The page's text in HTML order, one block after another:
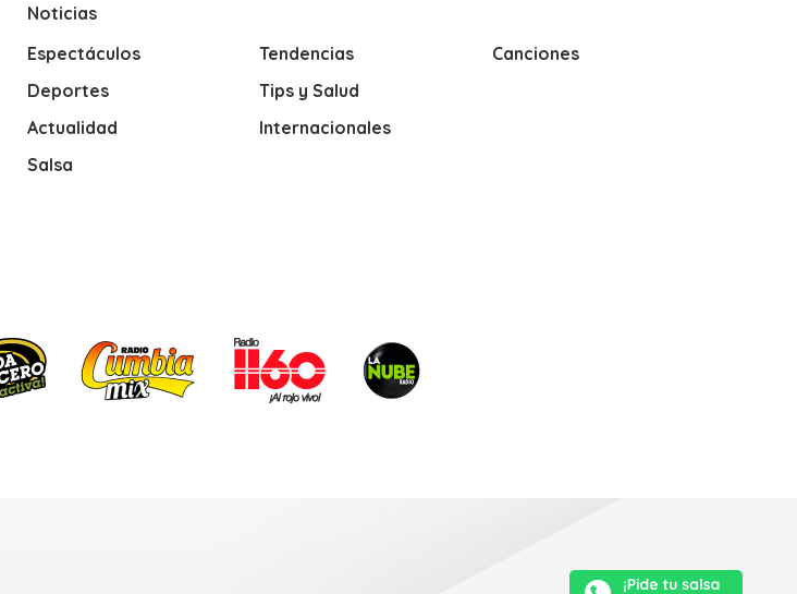
Noticias
Espectáculos
Deportes
Actualidad
Salsa
Tendencias
Tips y Salud
Internacionales
Canciones